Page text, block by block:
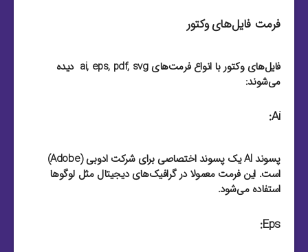
فرمت فایل‌های وکتور
فایل‌های وکتور با انواع فرمت‌های ai, eps, pdf, svg دیده
می‌شوند:
Ai:
پسوند AI یک پسوند اختصاصی برای شرکت ادوبی (Adobe)
است. این فرمت معمولا در گرافیک‌های دیجیتال مثل لوگو‌ها
استفاده می‌شود.
Eps: